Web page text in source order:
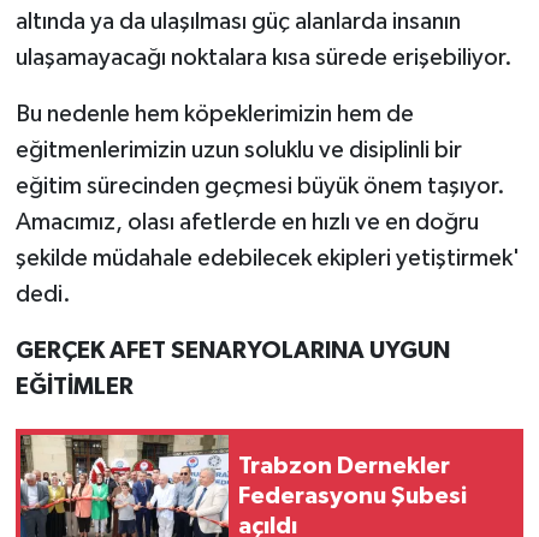
altında ya da ulaşılması güç alanlarda insanın
ulaşamayacağı noktalara kısa sürede erişebiliyor.
Bu nedenle hem köpeklerimizin hem de
eğitmenlerimizin uzun soluklu ve disiplinli bir
eğitim sürecinden geçmesi büyük önem taşıyor.
Amacımız, olası afetlerde en hızlı ve en doğru
şekilde müdahale edebilecek ekipleri yetiştirmek'
dedi.
GERÇEK AFET SENARYOLARINA UYGUN
EĞİTİMLER
Trabzon Dernekler
Federasyonu Şubesi
açıldı